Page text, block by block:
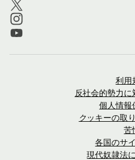
利用
反社会的勢力
個人情報
クッキーの取
苦
各国のサ
現代奴隷法